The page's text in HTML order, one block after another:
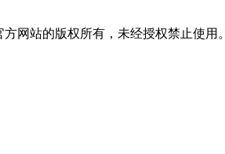
方网站的版权所有，未经授权禁止使用。